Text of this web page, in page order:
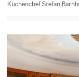
Küchenchef Stefan